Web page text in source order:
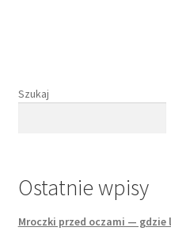
Szukaj
Ostatnie wpisy
Mroczki przed oczami — gdzie